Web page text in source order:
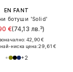
EN FANT
ботуши 'Solid'
€(74,13 лв.³)
42,90 €
ниска цена:29,61 €
+2